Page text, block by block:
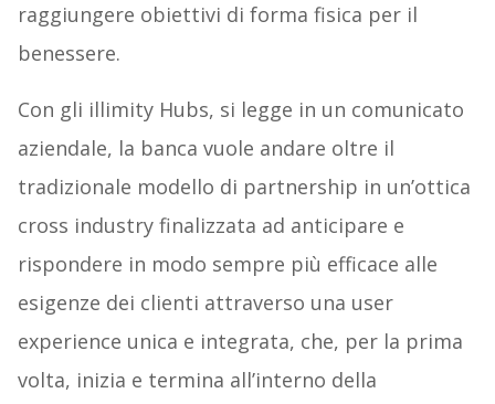
raggiungere obiettivi di forma fisica per il
benessere.
Con gli illimity Hubs, si legge in un comunicato
aziendale, la banca vuole andare oltre il
tradizionale modello di partnership in un’ottica
cross industry finalizzata ad anticipare e
rispondere in modo sempre più efficace alle
esigenze dei clienti attraverso una user
experience unica e integrata, che, per la prima
volta, inizia e termina all’interno della